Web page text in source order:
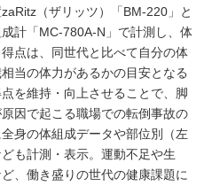
（ザリッツ）「BM-220」と
計「MC-780A-N」で計測し、体
点は、同世代と比べて自分の体
当の体力があるかの目安となる
を維持・向上させることで、脚
因で起こる職場での転倒事故の
身の体組成データや部位別（左
も計測・表示。運動不足や生
、働き盛りの世代の健康課題に